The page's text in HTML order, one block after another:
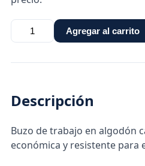
Agregar al carrito
Descripción
Buzo de trabajo en algodón
económica y resistente para